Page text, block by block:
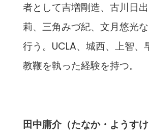
者として吉増剛造、古川日
莉、三角みづ紀、文月悠光
行う。UCLA、城西、上智、
教鞭を執った経験を持つ。
田中庸介（たなか・ようすけ